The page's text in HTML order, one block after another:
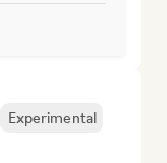
Experimental